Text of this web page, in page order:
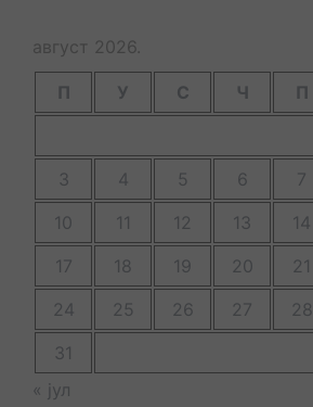
август 2026.
П У С Ч П
3
4 5 6 7
10
11 12 13 14
17
18 19 20 21
24
25 26 27 28
31
« јул